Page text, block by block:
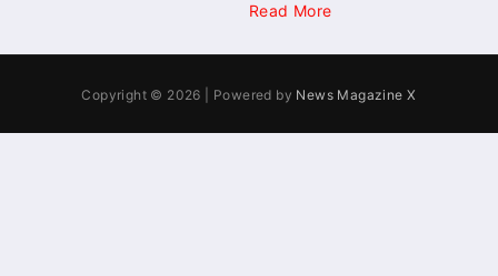
Read More
Copyright © 2026 | Powered by News Magazine X